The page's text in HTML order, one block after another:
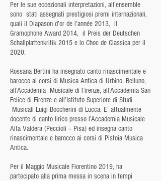
Per le sue eccezionali interpretazioni, all’ensemble
sono stati assegnati prestigiosi premi internazionali,
quali il Diapason d’or de l’année 2013, il
Gramophone Award 2014, il Preis der Deutschen
Schallplattenkritik 2015 e lo Choc de Classica per il
2020.
Rossana Bertini ha insegnato canto rinascimentale e
barocco ai corsi di Musica Antica di Urbino, Belluno,
all’Accademia Musicale di Firenze, all’Accademia San
Felice di Firenze e all’Istituto Superiore di Studi
Musicali Luigi Boccherini di Lucca. E’ attualmente
docente di canto lirico presso l’Accademia Musicale
Alta Valdera (Peccioli – Pisa) ed insegna canto
rinascimentale e barocco ai corsi di Pistoia Musica
Antica.
Per il Maggio Musicale Fiorentino 2019, ha
partecipato alla prima messa in scena in tempi